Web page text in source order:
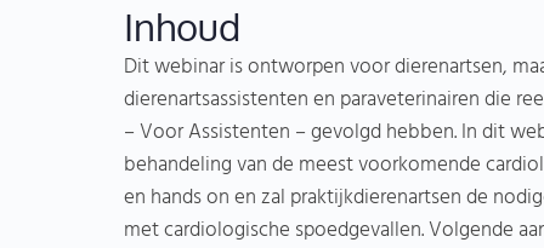
Inhoud
Dit webinar is ontworpen voor dierenartsen,
dierenartsassistenten en paraveterinairen die
– Voor Assistenten – gevolgd hebben. In dit
behandeling van de meest voorkomende
en hands on en zal praktijkdierenartsen de
met cardiologische spoedgevallen. Volgende